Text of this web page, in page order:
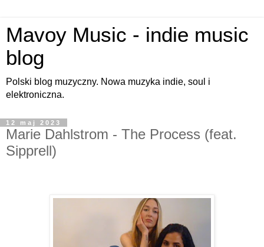
Mavoy Music - indie music
blog
Polski blog muzyczny. Nowa muzyka indie, soul i
elektroniczna.
12 maj 2023
Marie Dahlstrom - The Process (feat.
Sipprell)